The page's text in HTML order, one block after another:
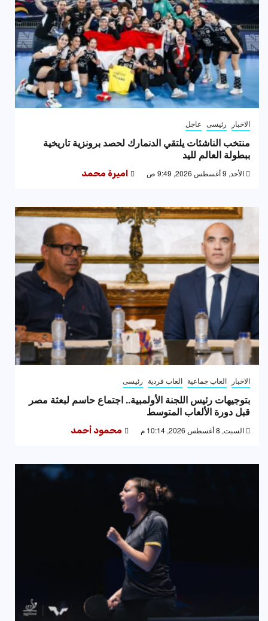
الاخبار رئيسى عاجل
منتخب الناشئات يلتقي الدنمارك لحصد برونزية تاريخية
ببطولة العالم لليد
الأحد, 9 أغسطس 2026, 9:49 ص اميرة محمد
الاخبار العاب جماعية العاب فردية رئيسى
بتوجيهات رئيس اللجنة الأولمبية.. اجتماع حاسم لبعثة مصر
قبل دورة الألعاب المتوسط
السبت, 8 أغسطس 2026, 10:14 م محمود أحمد